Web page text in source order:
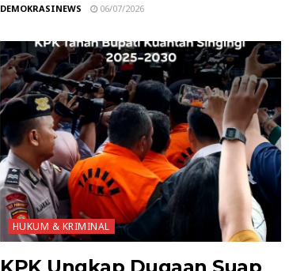
DEMOKRASINEWS 06/07/2026
HUKUM & KRIMINAL
KPK Ungkap Dugaan Suap